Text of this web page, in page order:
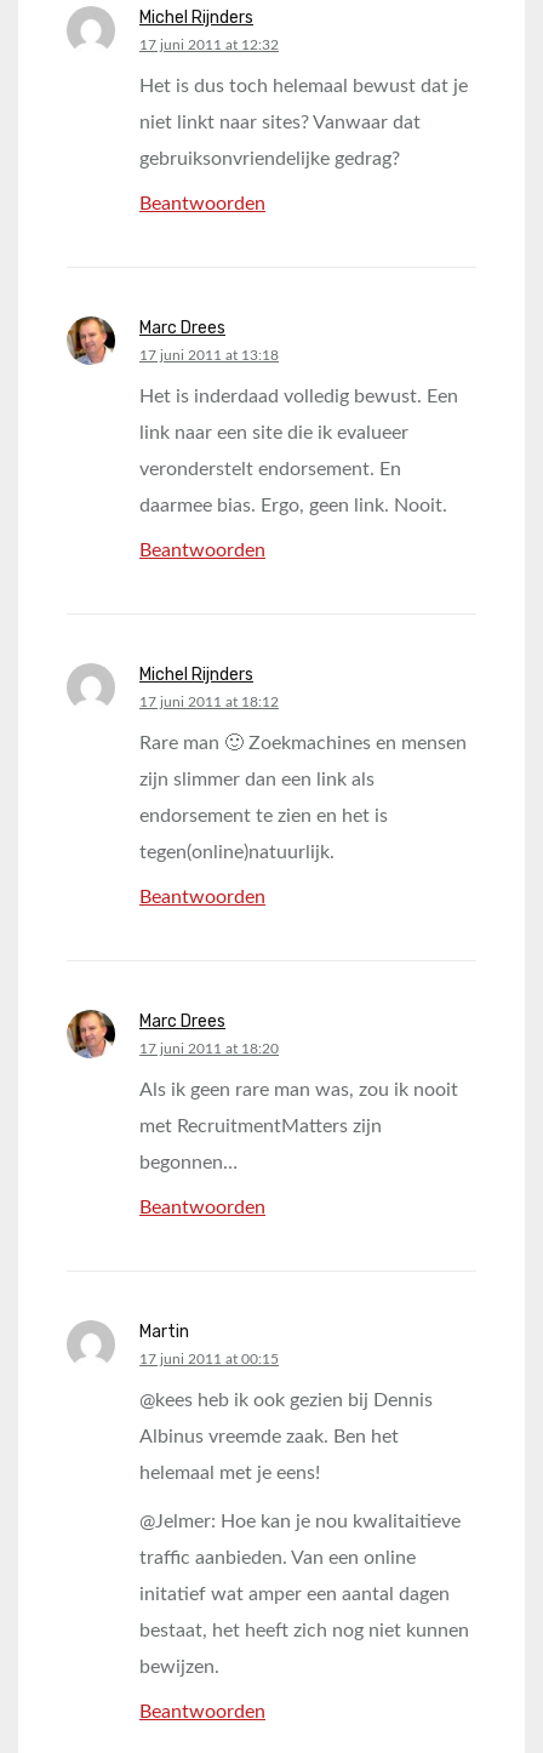
Michel Rijnders
says:
17 juni 2011 at 12:32
Het is dus toch helemaal bewust dat je
niet linkt naar sites? Vanwaar dat
gebruiksonvriendelijke gedrag?
Beantwoorden
Marc Drees
says:
17 juni 2011 at 13:18
Het is inderdaad volledig bewust. Een
link naar een site die ik evalueer
veronderstelt endorsement. En
daarmee bias. Ergo, geen link. Nooit.
Beantwoorden
Michel Rijnders
says:
17 juni 2011 at 18:12
Rare man 🙂 Zoekmachines en mensen
zijn slimmer dan een link als
endorsement te zien en het is
tegen(online)natuurlijk.
Beantwoorden
Marc Drees
says:
17 juni 2011 at 18:20
Als ik geen rare man was, zou ik nooit
met RecruitmentMatters zijn
begonnen…
Beantwoorden
Martin
says:
17 juni 2011 at 00:15
@kees heb ik ook gezien bij Dennis
Albinus vreemde zaak. Ben het
helemaal met je eens!
@Jelmer: Hoe kan je nou kwalitaitieve
traffic aanbieden. Van een online
initatief wat amper een aantal dagen
bestaat, het heeft zich nog niet kunnen
bewijzen.
Beantwoorden